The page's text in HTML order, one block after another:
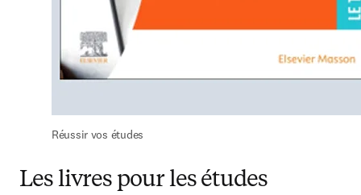
Réussir vos études
Les livres pour les études